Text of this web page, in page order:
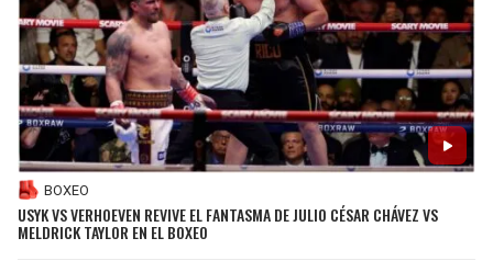
BOXEO
USYK VS VERHOEVEN REVIVE EL FANTASMA DE JULIO CÉSAR CHÁVEZ VS
MELDRICK TAYLOR EN EL BOXEO